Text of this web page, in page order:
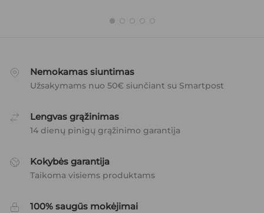
Nemokamas siuntimas
Užsakymams nuo 50€ siunčiant su Smartpost
Lengvas grąžinimas
14 dienų pinigų grąžinimo garantija
Kokybės garantija
Taikoma visiems produktams
100% saugūs mokėjimai